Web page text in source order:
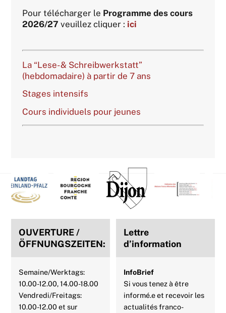
Pour télécharger le Programme des cours
2026/27 veuillez cliquer : ici
La “Lese- & Schreibwerkstatt”
(hebdomadaire) à partir de 7 ans
Stages intensifs
Cours individuels pour jeunes
Back
To
Top
OUVERTURE /
ÖFFNUNGSZEITEN:
Semaine/Werktags:
10.00-12.00, 14.00-18.00
Vendredi/Freitags:
10.00-12.00 et sur
Lettre
d’information
InfoBrief
Si vous tenez à être
informé.e et recevoir les
actualités franco-